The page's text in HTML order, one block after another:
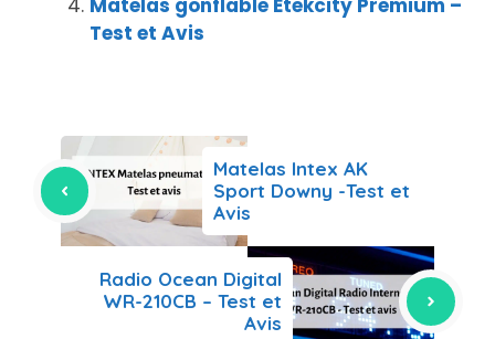
Matelas gonflable Etekcity Premium –
Test et Avis
Matelas Intex AK
Sport Downy -Test et
Avis
Radio Ocean Digital
WR-210CB – Test et
Avis